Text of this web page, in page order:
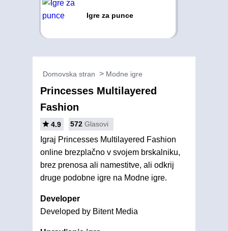
Igre za punce
Domovska stran Modne igre
Princesses Multilayered
Fashion
4.9 572 Glasovi
Igraj Princesses Multilayered Fashion
online brezplačno v svojem brskalniku,
brez prenosa ali namestitve, ali odkrij
druge podobne igre na Modne igre.
Developer
Developed by Bitent Media